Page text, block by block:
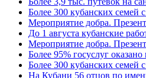
Более 300 кубанских семей
Мероприятие добра.
До 1 августа кубанские
Мероприятие добра.
Более 95% госуслуг
Более 300 кубанских семей
На Кубани 56 отцов по